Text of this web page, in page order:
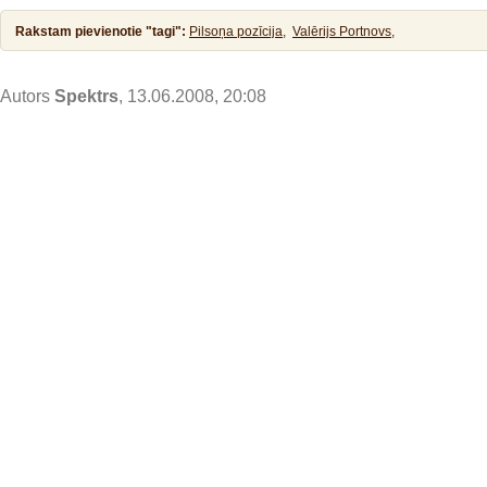
Rakstam pievienotie "tagi": Pilsoņa pozīcija, Valērijs Portnovs,
Autors Spektrs, 13.06.2008, 20:08